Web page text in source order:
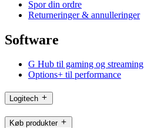
Spor din ordre
Returneringer & annulleringer
Software
G Hub til gaming og streaming
Options+ til performance
Logitech
Køb produkter